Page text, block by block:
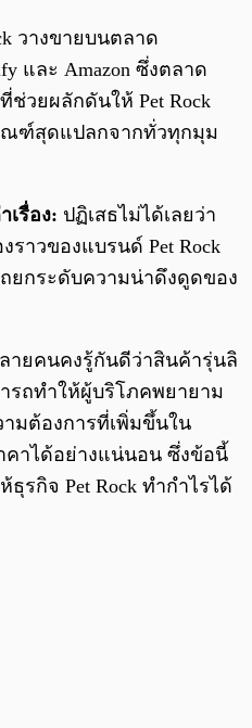
วางขายบนตลาด
และ Amazon ซึ่งตลาด
วยผลักดันให้ Pet Rock
ณฑ์สุดแปลกจากทั่วทุกมุม
เรื่อง: ปฏิเสธไม่ได้เลยว่า
ราวของแบรนด์ Pet Rock
ยกระดับความน่าดึงดูดของ
ายคนคงรู้กันดีว่าสินค้ารุ่นลิ
รถทำให้ผู้บริโภคพยายาม
มต้องการที่เพิ่มขึ้นใน
าได้อย่างแน่นอน ซึ่งข้อนี้
รกิจ Pet Rock ทำกำไรได้